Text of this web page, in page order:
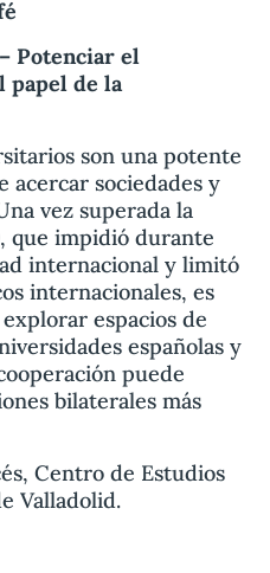
Potenciar el
papel de la
son una potente
acercar sociedades y
vez superada la
que impidió durante
internacional y limitó
internacionales, es
espacios de
españolas y
puede
bilaterales más
Centro de Estudios
Valladolid.